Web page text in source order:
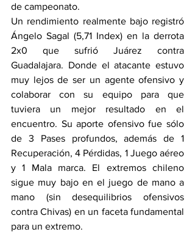
de campeonato.
Un rendimiento realmente bajo registró
Ángelo Sagal (5,71 Index) en la derrota
2x0 que sufrió Juárez contra
Guadalajara. Donde el atacante estuvo
muy lejos de ser un agente ofensivo y
colaborar con su equipo para que
tuviera un mejor resultado en el
encuentro. Su aporte ofensivo fue sólo
de 3 Pases profundos, además de 1
Recuperación, 4 Pérdidas, 1 Juego aéreo
y 1 Mala marca. El extremos chileno
sigue muy bajo en el juego de mano a
mano (sin desequilibrios ofensivos
contra Chivas) en un faceta fundamental
para un extremo.